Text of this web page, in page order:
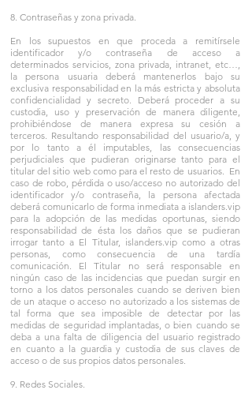
8. Contraseñas y zona privada.
En los supuestos en que proceda a remitírsele
identificador y/o contraseña de acceso a
determinados servicios, zona privada, intranet, etc…,
la persona usuaria deberá mantenerlos bajo su
exclusiva responsabilidad en la más estricta y absoluta
confidencialidad y secreto. Deberá proceder a su
custodia, uso y preservación de manera diligente,
prohibiéndose de manera expresa su cesión a
terceros. Resultando responsabilidad del usuario/a, y
por lo tanto a él imputables, las consecuencias
perjudiciales que pudieran originarse tanto para el
titular del sitio web como para el resto de usuarios. En
caso de robo, pérdida o uso/acceso no autorizado del
identificador y/o contraseña, la persona afectada
deberá comunicarlo de forma inmediata a islanders.vip
para la adopción de las medidas oportunas, siendo
responsabilidad de ésta los daños que se pudieran
irrogar tanto a El Titular, islanders.vip como a otras
personas, como consecuencia de una tardía
comunicación. El Titular no será responsable en
ningún caso de las incidencias que puedan surgir en
torno a los datos personales cuando se deriven bien
de un ataque o acceso no autorizado a los sistemas de
tal forma que sea imposible de detectar por las
medidas de seguridad implantadas, o bien cuando se
deba a una falta de diligencia del usuario registrado
en cuanto a la guardia y custodia de sus claves de
acceso o de sus propios datos personales.
9. Redes Sociales.